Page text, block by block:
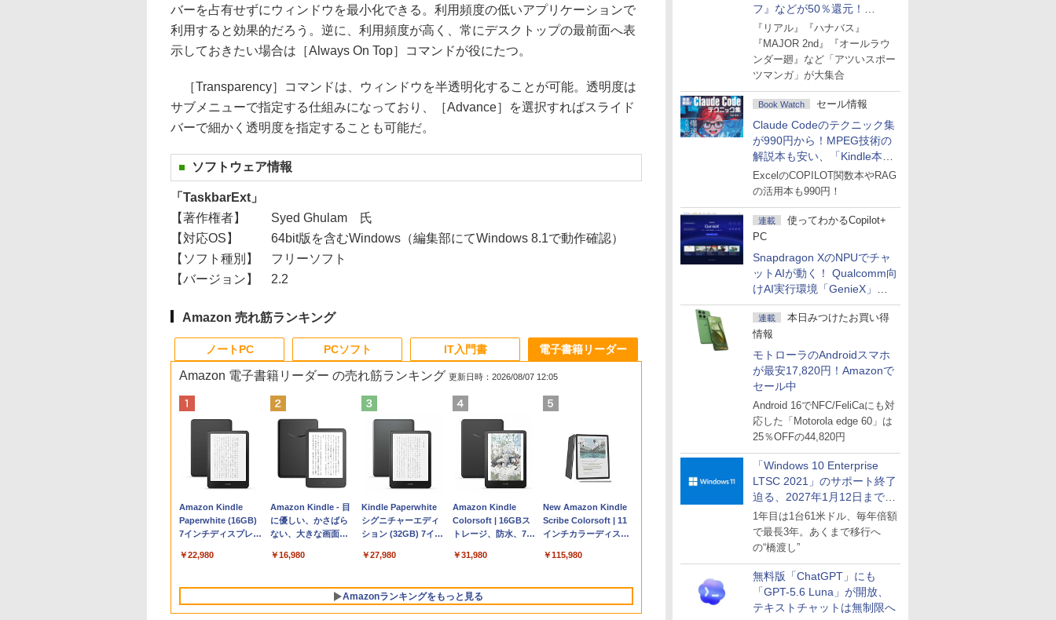
フ』などが50％還元！
Amazonマンガ週末セール
『リアル』『ハナバス』
『MAJOR 2nd』『オールラウ
ンダー廻』など「アツいスポー
ツマンガ」が大集合
Book Watch セール情報
Claude Codeのテクニック集
が990円から！MPEG技術の
解説本も安い、「Kindle本サ
マーセール」第2弾開始！
ExcelのCOPILOT関数本やRAG
の活用本も990円！
連載
使ってわかるCopilot+
PC
Snapdragon XのNPUでチャ
ットAIが動く！ Qualcomm向
けAI実行環境「GenieX」を
試してみた
連載
本日みつけたお買い得
情報
モトローラのAndroidスマホ
が最安17,820円！Amazonで
セール中
Android 16でNFC/FeliCaにも対
応した「Motorola edge 60」は
25％OFFの44,820円
「Windows 10 Enterprise
LTSC 2021」のサポート終了
迫る、2027年1月12日まで
～ESUは9月1日から販売
1年目は1台61米ドル、毎年倍額
で最長3年。あくまで移行へ
の“橋渡し”
無料版「ChatGPT」にも
「GPT-5.6 Luna」が開放、
テキストチャットは無制限へ
バーを占有せずにウィンドウを最小化できる。利用頻度の低いアプリケーションで
利用すると効果的だろう。逆に、利用頻度が高く、常にデスクトップの最前面へ表
示しておきたい場合は［Always On Top］コマンドが役にたつ。
［Transparency］コマンドは、ウィンドウを半透明化することが可能。透明度は
サブメニューで指定する仕組みになっており、［Advance］を選択すればスライド
バーで細かく透明度を指定することも可能だ。
ソフトウェア情報
「TaskbarExt」
【著作権者】
Syed Ghulam 氏
【対応OS】
64bit版を含むWindows（編集部にてWindows 8.1で動作確認）
【ソフト種別】
フリーソフト
【バージョン】
2.2
Amazon 売れ筋ランキング
ノートPC
Apple 2026
MacBook Neo A18
Proチップ搭載13イ
AIとApple
Retinaディスプレ
512GB SSD、1080p
￥162,598
tomtoc 360°保護
15.6 16インチ パソコ
ンケース Dell NEC
dynabook Lenovo
￥2,952
Apple 2026
MacBook Air M5チ
ップ搭載13インチノ
Apple Intelligence、
Retinaディスプレ
イ、24GBユニファイ
ドメモリ、1TB SSD
￥298,901
【Amazon.co.jp限
定】 HP ノートパソ
コン 15-fd 15.6イン
512GB SSD インテ
￥129,800
FMV ノートパソコン
WE1-K3 (MS 365
Personal/Copilotキー
型/Core i5/16GB/SSD
FMVWK3E15W_AZ
￥139,880
PCソフト
Robloxギフトカード
- 800 Robux 【限定
バーチャルアイテム
ンゲームコード】 ロ
インコード版
￥1,300
Microsoft Office
Home & Business
2024(最新 永続版)|オ
版|Windows11、
￥39,582
Robloxギフトカード
- 2,000 Robux 【限
定バーチャルアイテ
インゲームコード】
ラインコード版
￥3,200
Robloxギフトカード
- 1000 Robux 【限定
バーチャルアイテム
ンゲームコード】 ロ
ンコード版
￥1,600
Windows版 |
Minecraft (マインクラ
フト): Java & Bedrock
ード版
￥3,600
IT入門書
生成AIパスポート公
式テキスト 第４版
￥1,766
AIイラスト表現辞典:
思い通りの絵を引き
出す プロンプトの言
ズ (はぴーイラスト
￥480
ClaudeCode いちば
んやさしい 教科書:
非エンジニア 初心者
マニュアル AI副業に
もKindle出版にも！
非エンジニアのため
のAIコーディング入
￥99
1冊ですべて身につく
HTML & CSSとWeb
デザイン入門講座
￥2,326
FM TOWNS ハイパ
ー・カタログ: 本体ハ
ードウェア・市販ソフ
トリストと最新エミュ
￥1,600
電子書籍リーダー
Amazon 電子書籍リーダー の売れ筋ランキング 更新日時：2026/08/07 12:05
Amazon Kindle
Paperwhite (16GB)
7インチディスプレ
ト、12週間持続バッ
ブラック
￥22,980
Amazon Kindle - 目
に優しい、かさばら
ない、大きな画面で
続バッテリー、6イン
書籍リーダー、ブラ
ック、16GB、広告な
し
￥16,980
Kindle Paperwhite
シグニチャーエディ
ション (32GB) 7イン
るさ自動調整、色調
持続バッテリー、広
告なし、メタリック
ブラック
￥27,980
Amazon Kindle
Colorsoft | 16GBス
トレージ、防水、7イ
レイ、色調調節ライ
ッテリー、広告無
し、ブラック (2025
年発売)
￥31,980
New Amazon Kindle
Scribe Colorsoft | 11
インチカラーディスプ
ジ、ノート機能搭載、
調節ライト、プレミア
イト
￥115,980
Amazonランキングをもっと見る